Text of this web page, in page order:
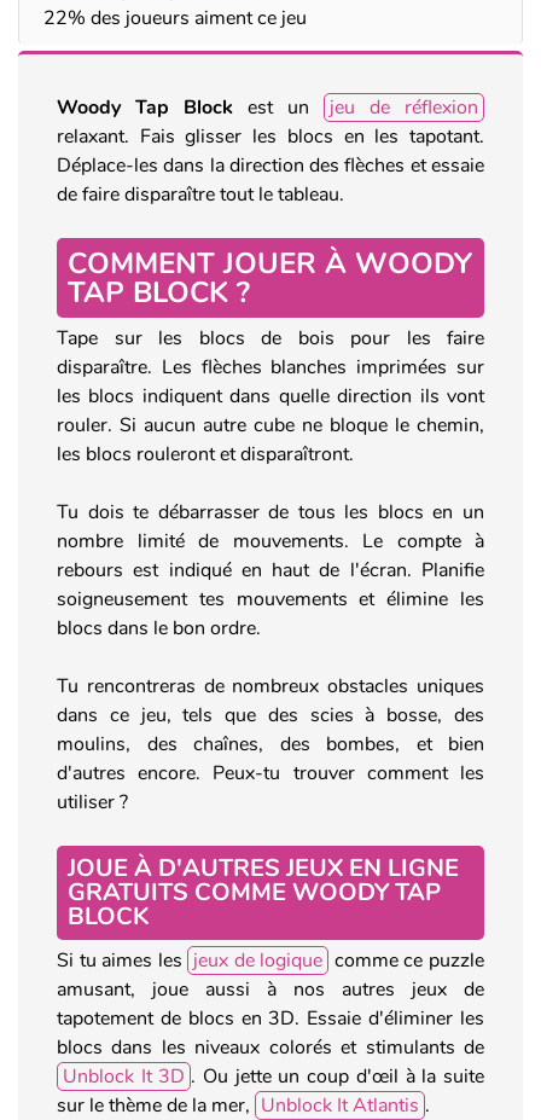
22% des joueurs aiment ce jeu
Woody Tap Block est un
jeu de réflexion
relaxant. Fais glisser les blocs en les tapotant.
Déplace-les dans la direction des flèches et essaie
de faire disparaître tout le tableau.
COMMENT JOUER À WOODY
TAP BLOCK ?
Tape sur les blocs de bois pour les faire
disparaître. Les flèches blanches imprimées sur
les blocs indiquent dans quelle direction ils vont
rouler. Si aucun autre cube ne bloque le chemin,
les blocs rouleront et disparaîtront.
Tu dois te débarrasser de tous les blocs en un
nombre limité de mouvements. Le compte à
rebours est indiqué en haut de l'écran. Planifie
soigneusement tes mouvements et élimine les
blocs dans le bon ordre.
Tu rencontreras de nombreux obstacles uniques
dans ce jeu, tels que des scies à bosse, des
moulins, des chaînes, des bombes, et bien
d'autres encore. Peux-tu trouver comment les
utiliser ?
JOUE À D'AUTRES JEUX EN LIGNE
GRATUITS COMME WOODY TAP
BLOCK
Si tu aimes les jeux de logique comme ce puzzle
amusant, joue aussi à nos autres jeux de
tapotement de blocs en 3D. Essaie d'éliminer les
blocs dans les niveaux colorés et stimulants de
Unblock It 3D . Ou jette un coup d'œil à la suite
sur le thème de la mer, Unblock It Atlantis .